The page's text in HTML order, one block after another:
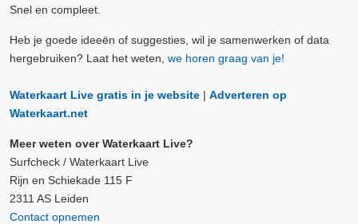
Snel en compleet.
Heb je goede ideeën of suggesties, wil je samenwerken of data
hergebruiken? Laat het weten, we horen graag van je!
Waterkaart Live gratis in je website | Adverteren op
Waterkaart.net
Meer weten over Waterkaart Live?
Surfcheck / Waterkaart Live
Rijn en Schiekade 115 F
2311 AS Leiden
Contact opnemen